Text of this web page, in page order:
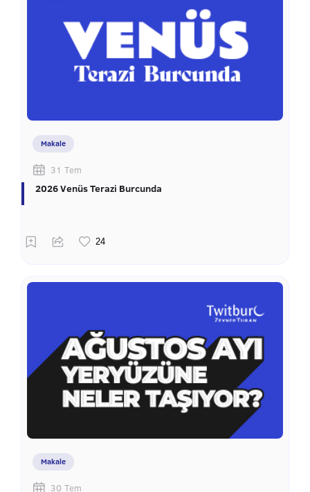
Makale
31 Tem
2026 Venüs Terazi Burcunda
Makale
30 Tem